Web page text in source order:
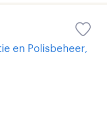
en Polisbeheer,